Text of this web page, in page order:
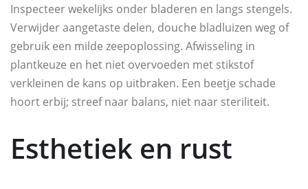
Inspecteer wekelijks onder bladeren en langs stengels.
Verwijder aangetaste delen, douche bladluizen weg of
gebruik een milde zeepoplossing. Afwisseling in
plantkeuze en het niet overvoeden met stikstof
verkleinen de kans op uitbraken. Een beetje schade
hoort erbij; streef naar balans, niet naar steriliteit.
Esthetiek en rust